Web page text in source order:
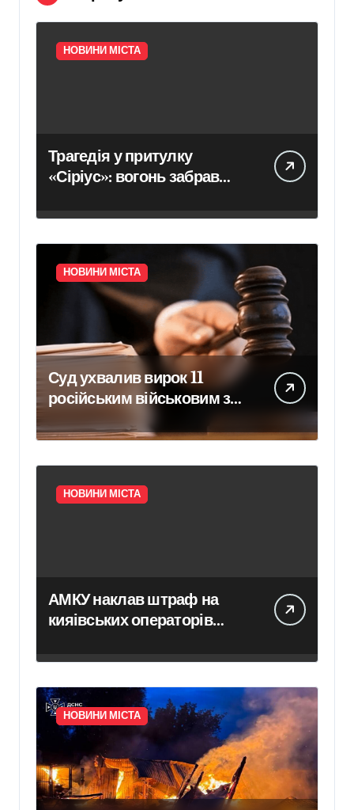
НОВИНИ МІСТА
Трагедія у притулку
«Сіріус»: вогонь забрав
НОВИНИ МІСТА
Суд ухвалив вирок 11
російським військовим за
вбивство шести цивільних
на Київщині
НОВИНИ МІСТА
АМКУ наклав штраф на
кияівських операторів
313 тисяч гривень
НОВИНИ МІСТА